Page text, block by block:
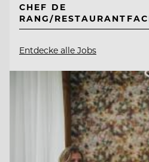
CHEF DE
RANG/
Entdecke alle Jobs